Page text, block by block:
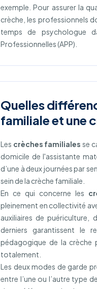
exemple. Pour assurer la
crèche, les professionnels
temps de psychologue
Professionnelles (APP).
Quelles
familiale et une
Les crèches familiales se
domicile de l'assistante
d’une à deux journées par
sein de la crèche familiale.
En ce qui concerne les
pleinement en collectivité
auxiliaires de puériculture,
derniers garantissent le
pédagogique de la crèche
totalement.
Les deux modes de garde
entre l’une ou l’autre type